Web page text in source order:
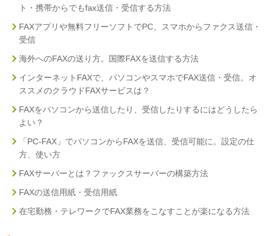
ト・携帯からでもfax送信・受信する方法
FAXアプリや無料フリーソフトでPC、スマホからファクス送信・
受信
海外へのFAXの送り方。国際FAXを送信する方法
インターネットFAXで、パソコンやスマホでFAX送信・受信。オ
ススメのクラウドFAXサービスは？
FAXをパソコンから送信したり、受信したりするにはどうしたら
よい？
「PC-FAX」でパソコンからFAXを送信、受信可能に。設定の仕
方、使い方
FAXサーバーとは？ファックスサーバーの構築方法
FAXの送信用紙・受信用紙
在宅勤務・テレワークでFAX業務をこなすことが楽になる方法